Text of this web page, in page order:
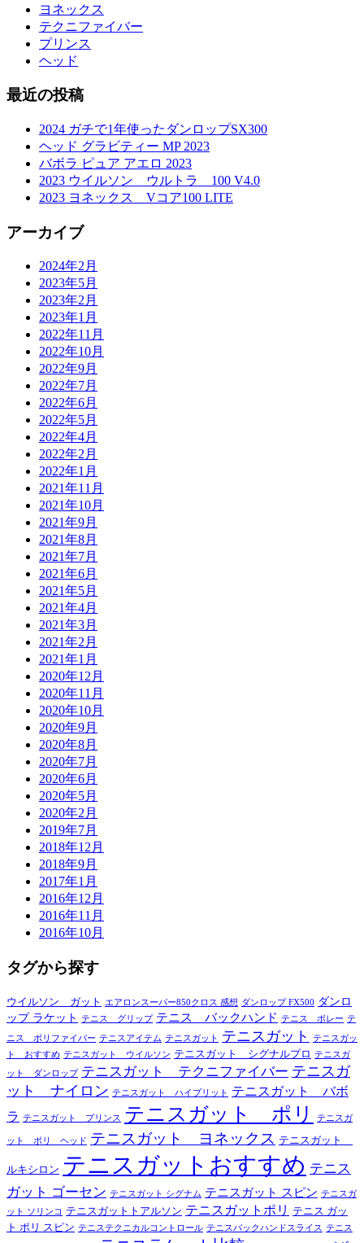
ヨネックス
テクニファイバー
プリンス
ヘッド
最近の投稿
2024 ガチで1年使ったダンロップSX300
ヘッド グラビティー MP 2023
バボラ ピュア アエロ 2023
2023 ウイルソン ウルトラ 100 V4.0
2023 ヨネックス Vコア100 LITE
アーカイブ
2024年2月
2023年5月
2023年2月
2023年1月
2022年11月
2022年10月
2022年9月
2022年7月
2022年6月
2022年5月
2022年4月
2022年2月
2022年1月
2021年11月
2021年10月
2021年9月
2021年8月
2021年7月
2021年6月
2021年5月
2021年4月
2021年3月
2021年2月
2021年1月
2020年12月
2020年11月
2020年10月
2020年9月
2020年8月
2020年7月
2020年6月
2020年5月
2020年2月
2019年7月
2018年12月
2018年9月
2017年1月
2016年12月
2016年11月
2016年10月
タグから探す
ウイルソン ガット エアロンスーパー850クロス 感想 ダンロップ FX500
ダンロ
ップ ラケット
テニス グリップ テニス バックハンド テニス ボレー テ
ニス ポリファイバー テニスアイテム テニスガット テニスガット
テニスガッ
ト おすすめ テニスガット ウイルソン テニスガット シグナルプロ テニスガ
ット ダンロップ テニスガット テクニファイバー テニスガ
ット ナイロン テニスガット ハイブリット
テニスガット バボ
ラ テニスガット プリンス テニスガット ポリ テニスガ
ット ポリ ヘッド テニスガット ヨネックス テニスガット
ルキシロン テニスガットおすすめ テニス
ガット ゴーセン テニスガット シグナム テニスガット スピン テニスガ
ット ソリンコ
テニスガットトアルソン テニスガットポリ
テニス ガッ
ト ポリ スピン テニステクニカルコントロール テニスバックハンドスライス テニス